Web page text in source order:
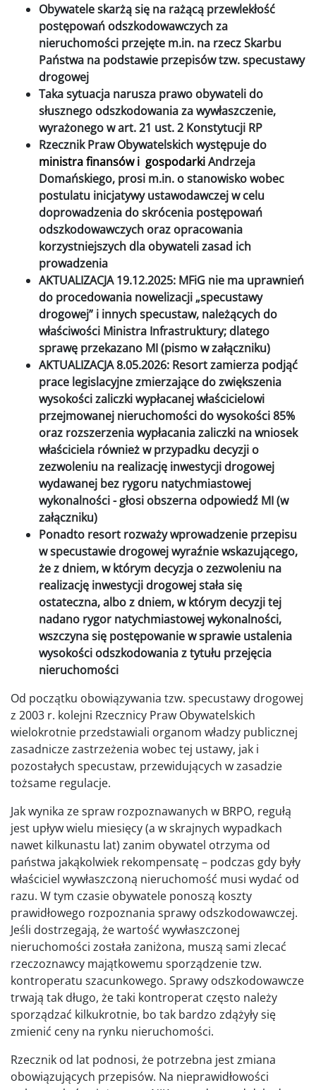
Obywatele skarżą się na rażącą przewlekłość
postępowań odszkodowawczych za
nieruchomości przejęte m.in. na rzecz Skarbu
Państwa na podstawie przepisów tzw. specustawy
drogowej
Taka sytuacja narusza prawo obywateli do
słusznego odszkodowania za wywłaszczenie,
wyrażonego w art. 21 ust. 2 Konstytucji RP
Rzecznik Praw Obywatelskich występuje do
ministra finansów i gospodarkiAndrzeja
Domańskiego, prosi m.in. o stanowisko wobec
postulatu inicjatywy ustawodawczej w celu
doprowadzenia do skrócenia postępowań
odszkodowawczych oraz opracowania
korzystniejszych dla obywateli zasad ich
prowadzenia
AKTUALIZACJA 19.12.2025: MFiG nie ma uprawnień
do procedowania nowelizacji „specustawy
drogowej” i innych specustaw, należących do
właściwości Ministra Infrastruktury; dlatego
sprawę przekazano MI (pismo w załączniku)
AKTUALIZACJA 8.05.2026: Resort zamierza podjąć
prace legislacyjne zmierzające do zwiększenia
wysokości zaliczki wypłacanej właścicielowi
przejmowanej nieruchomości do wysokości 85%
oraz rozszerzenia wypłacania zaliczki na wniosek
właściciela również w przypadku decyzji o
zezwoleniu na realizację inwestycji drogowej
wydawanej bez rygoru natychmiastowej
wykonalności - głosi obszerna odpowiedź MI (w
załączniku)
Ponadto resort rozważy wprowadzenie przepisu
w specustawie drogowej wyraźnie wskazującego,
że z dniem, w którym decyzja o zezwoleniu na
realizację inwestycji drogowej stała się
ostateczna, albo z dniem, w którym decyzji tej
nadano rygor natychmiastowej wykonalności,
wszczyna się postępowanie w sprawie ustalenia
wysokości odszkodowania z tytułu przejęcia
nieruchomości
Od początku obowiązywania tzw. specustawy drogowej
z 2003 r. kolejni Rzecznicy Praw Obywatelskich
wielokrotnie przedstawiali organom władzy publicznej
zasadnicze zastrzeżenia wobec tej ustawy, jak i
pozostałych specustaw, przewidujących w zasadzie
tożsame regulacje.
Jak wynika ze spraw rozpoznawanych w BRPO, regułą
jest upływ wielu miesięcy (a w skrajnych wypadkach
nawet kilkunastu lat) zanim obywatel otrzyma od
państwa jakąkolwiek rekompensatę – podczas gdy były
właściciel wywłaszczoną nieruchomość musi wydać od
razu. W tym czasie obywatele ponoszą koszty
prawidłowego rozpoznania sprawy odszkodowawczej.
Jeśli dostrzegają, że wartość wywłaszczonej
nieruchomości została zaniżona, muszą sami zlecać
rzeczoznawcy majątkowemu sporządzenie tzw.
kontroperatu szacunkowego. Sprawy odszkodowawcze
trwają tak długo, że taki kontroperat często należy
sporządzać kilkukrotnie, bo tak bardzo zdążyły się
zmienić ceny na rynku nieruchomości.
Rzecznik od lat podnosi, że potrzebna jest zmiana
obowiązujących przepisów. Na nieprawidłowości